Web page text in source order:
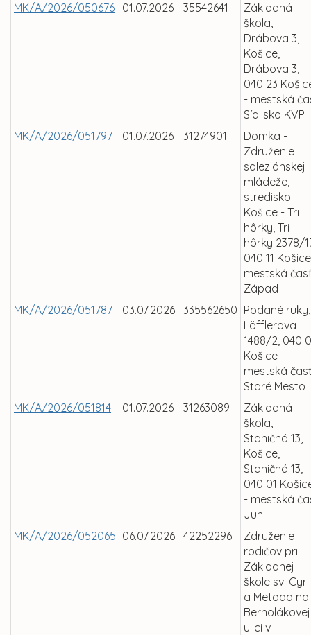
MK/A/2026/050676 01.07.2026 35542641
Základná
škola,
Drábova 3,
Košice,
Drábova 3,
040 23
- mestská
Sídlisko KVP
MK/A/2026/051797
01.07.2026 31274901
Domka -
Združenie
saleziánskej
mládeže,
stredisko
Košice - Tri
hôrky, Tri
hôrky 2378/
040 11
mestská časť
Západ
MK/A/2026/051787
03.07.2026 335562650 Podané ruky,
Löfflerova
1488/2, 040
Košice -
mestská časť
Staré Mesto
MK/A/2026/051814
01.07.2026 31263089
Základná
škola,
Staničná 13,
Košice,
Staničná 13,
040 01
- mestská
Juh
MK/A/2026/052065 06.07.2026 42252296
Združenie
rodičov pri
Základnej
škole sv.
a Metoda na
Bernolákovej
ulici v